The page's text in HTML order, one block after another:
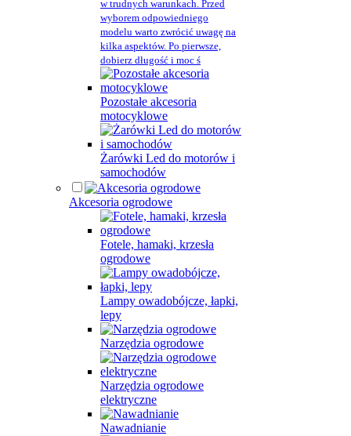
w trudnych warunkach. Przed
wyborem odpowiedniego
modelu warto zwrócić uwagę na
kilka aspektów. Po pierwsze,
dobierz długość i moc ś
Pozostałe akcesoria
motocyklowe
Żarówki Led do motorów i
samochodów
Akcesoria ogrodowe
Fotele, hamaki, krzesła
ogrodowe
Lampy owadobójcze, łapki,
lepy
Narzędzia ogrodowe
Narzędzia ogrodowe
elektryczne
Nawadnianie